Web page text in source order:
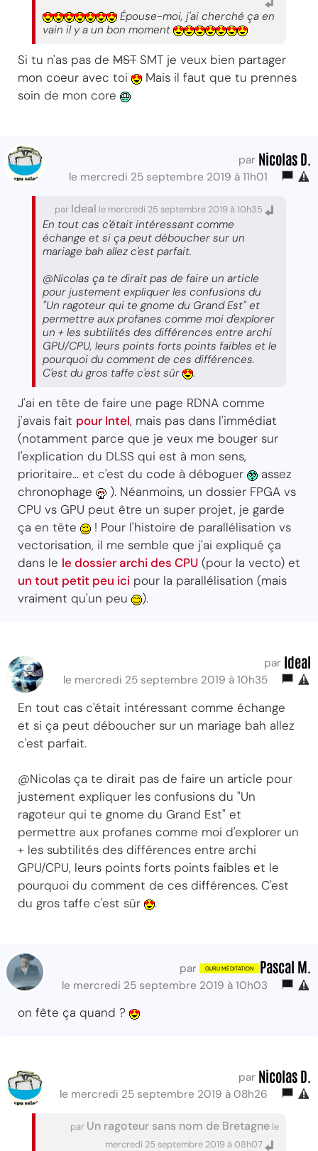
Épouse-moi, j'ai cherché ça en
vain il y a un bon moment
Si tu n'as pas de MST SMT je veux bien partager
mon coeur avec toi
Mais il faut que tu prennes
soin de mon core
par Nicolas D.
le mercredi 25 septembre 2019 à 11h01
par Ideal le mercredi 25 septembre 2019 à 10h35
En tout cas c'était intéressant comme
échange et si ça peut déboucher sur un
mariage bah allez c'est parfait.
@Nicolas ça te dirait pas de faire un article
pour justement expliquer les confusions du
"Un ragoteur qui te gnome du Grand Est" et
permettre aux profanes comme moi d'explorer
un + les subtilités des différences entre archi
GPU/CPU, leurs points forts points faibles et le
pourquoi du comment de ces différences.
C'est du gros taffe c'est sûr
.
J'ai en tête de faire une page RDNA comme
j'avais fait pour Intel, mais pas dans l'immédiat
(notamment parce que je veux me bouger sur
l'explication du DLSS qui est à mon sens,
prioritaire... et c'est du code à déboguer
assez
chronophage
). Néanmoins, un dossier FPGA vs
CPU vs GPU peut être un super projet, je garde
ça en tête
! Pour l'histoire de parallélisation vs
vectorisation, il me semble que j'ai expliqué ça
dans le le dossier archi des CPU (pour la vecto) et
un tout petit peu ici pour la parallélisation (mais
vraiment qu'un peu
).
par Ideal
le mercredi 25 septembre 2019 à 10h35
En tout cas c'était intéressant comme échange
et si ça peut déboucher sur un mariage bah allez
c'est parfait.
@Nicolas ça te dirait pas de faire un article pour
justement expliquer les confusions du "Un
ragoteur qui te gnome du Grand Est" et
permettre aux profanes comme moi d'explorer un
+ les subtilités des différences entre archi
GPU/CPU, leurs points forts points faibles et le
pourquoi du comment de ces différences. C'est
du gros taffe c'est sûr
.
par Pascal M.
le mercredi 25 septembre 2019 à 10h03
on fête ça quand ?
par Nicolas D.
le mercredi 25 septembre 2019 à 08h26
par Un ragoteur sans nom de Bretagne le
mercredi 25 septembre 2019 à 08h07